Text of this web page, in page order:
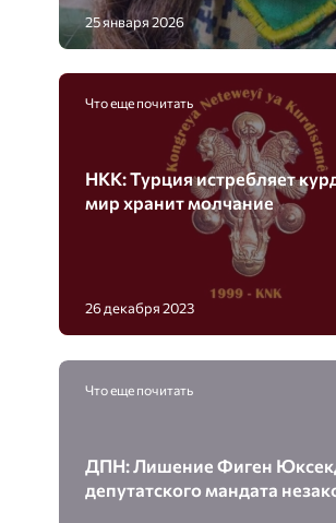
25 января 2026
Что еще почитать
НКК: Турция истребляет
мир хранит молчание
26 декабря 2023
Что еще почитать
ДПН: Лишение Фиген
депутатского мандата